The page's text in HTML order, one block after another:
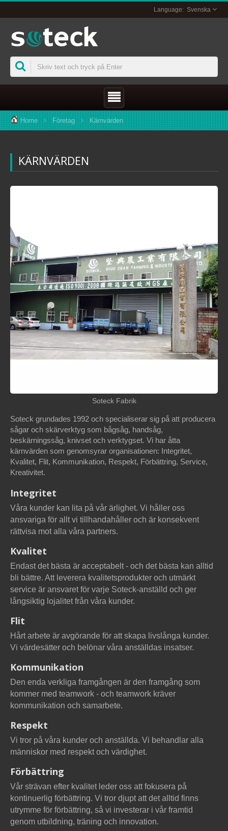
Svenska
Home Företag Kärnvärden
KÄRNVÄRDEN
Soteck Fabrik
Soteck grundades 1992 och specialiserar sig på att producera
sågar och skärverktyg som bågsåg, handsåg,
beskärningssåg, knivset och verktygset. Vi har åtta
kärnvärden som genomsyrar organisationen: Integritet,
Kvalitet, Flit, Kommunikation, Respekt, Förbättring, Service,
Kreativitet.
Integritet
Våra kunder kan lita på vår ärlighet. Vi håller oss
ansvariga för allt vi tillhandahåller och är konsekvent
rättvisa mot alla våra partners.
Kvalitet
Endast det bästa är acceptabelt - och det bästa kan alltid
bli bättre. Att leverera kvalitetsprodukter och utmärkt
service är ansvaret för varje Soteck-anställd och ger
långsiktig lojalitet från våra kunder.
Flit
Hårt arbete är avgörande för att skapa livslånga kunder.
Vi värdesätter och belönar våra anställdas insatser.
Kommunikation
Den enda verkliga framgången är den framgång som
kommer med teamwork - och teamwork kräver
kommunikation och samarbete.
Respekt
Vi tror på våra kunder och anställda. Vi behandlar alla
människor med respekt och värdighet.
Förbättring
Vår strävan efter kvalitet leder oss att fokusera på
kontinuerlig förbättring. Vi tror djupt att det alltid finns
utrymme för förbättring, så vi investerar i vår framtid
genom utbildning, träning och innovation.